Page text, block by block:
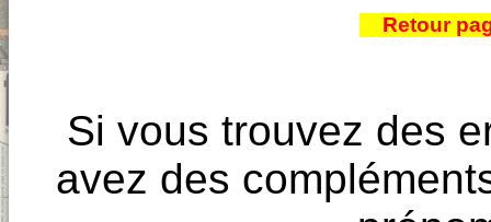
Retour
Si vous trouvez des
avez des